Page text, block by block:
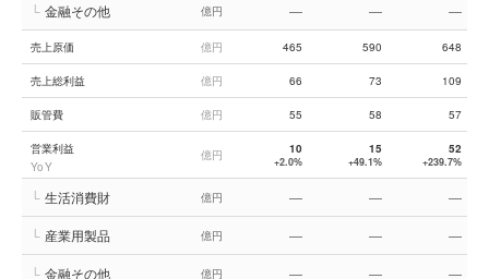
└ 金融その他 億円 — — —
売上原価 億円 465 590 648
売上総利益 億円 66 73 109
販管費 億円 55 58 57
営業利益
YoY
億円 10
+2.0%
15
+49.1%
52
+239.7%
└ 生活消費財 億円 — — —
└ 産業用製品 億円 — — —
└ 金融その他 億円 — — —